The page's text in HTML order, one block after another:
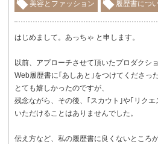
美容とファッション 履歴書につ
はじめまして。あっちゃ と申します。
以前、アプローチさせて頂いたプロダクシ
Web履歴書に｢あしあと｣をつけてくださっ
とても嬉しかったのですが、
残念ながら、その後、｢スカウト｣や｢リクエ
いただけることはありませんでした。
伝え方など、私の履歴書に良くないところ